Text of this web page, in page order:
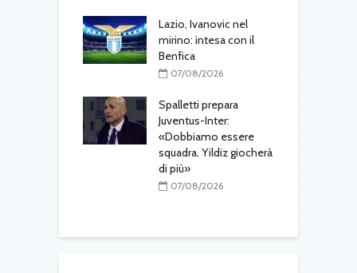
Lazio, Ivanovic nel
mirino: intesa con il
Benfica
07/08/2026
Spalletti prepara
Juventus-Inter:
«Dobbiamo essere
squadra. Yildiz giocherà
di più»
07/08/2026